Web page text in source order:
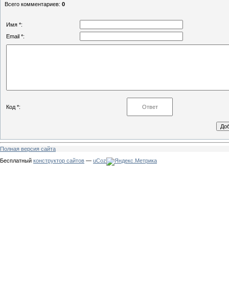
Всего комментариев: 0
Имя *:
Email *:
Код *:
Полная версия сайта
Бесплатный конструктор сайтов — uCoz